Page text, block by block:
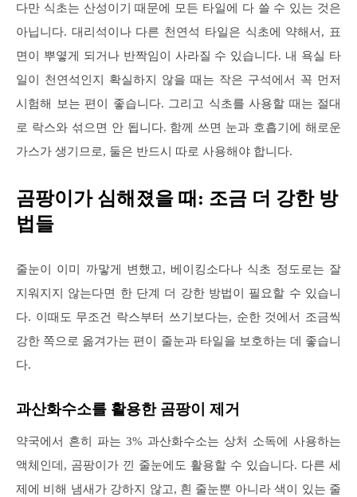
다만 식초는 산성이기 때문에 모든 타일에 다 쓸 수 있는 것은
아닙니다. 대리석이나 다른 천연석 타일은 식초에 약해서, 표
면이 뿌옇게 되거나 반짝임이 사라질 수 있습니다. 내 욕실 타
일이 천연석인지 확실하지 않을 때는 작은 구석에서 꼭 먼저
시험해 보는 편이 좋습니다. 그리고 식초를 사용할 때는 절대
로 락스와 섞으면 안 됩니다. 함께 쓰면 눈과 호흡기에 해로운
가스가 생기므로, 둘은 반드시 따로 사용해야 합니다.
곰팡이가 심해졌을 때: 조금 더 강한 방
법들
줄눈이 이미 까맣게 변했고, 베이킹소다나 식초 정도로는 잘
지워지지 않는다면 한 단계 더 강한 방법이 필요할 수 있습니
다. 이때도 무조건 락스부터 쓰기보다는, 순한 것에서 조금씩
강한 쪽으로 옮겨가는 편이 줄눈과 타일을 보호하는 데 좋습니
다.
과산화수소를 활용한 곰팡이 제거
약국에서 흔히 파는 3% 과산화수소는 상처 소독에 사용하는
액체인데, 곰팡이가 낀 줄눈에도 활용할 수 있습니다. 다른 세
제에 비해 냄새가 강하지 않고, 흰 줄눈뿐 아니라 색이 있는 줄